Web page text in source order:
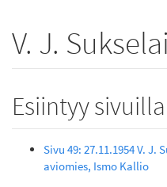
V. J.
Esiintyy sivuilla
Sivu 49: 27.11.1954 V. J.
aviomies, Ismo Kallio